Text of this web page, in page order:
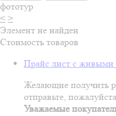
фототур
< >
Элемент не найден
Стоимость товаров
Прайс лист с живыми
Желающие получить
отправьте,
Уважаемые